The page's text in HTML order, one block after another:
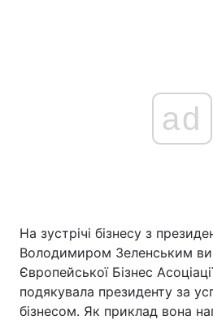
ad
На зустрічі бізнесу з
Володимиром Зеленським
Європейської Бізнес
подякувала президенту за
бізнесом. Як приклад вона